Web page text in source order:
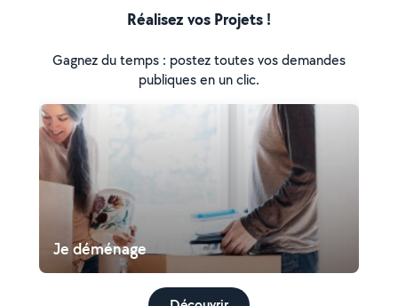
Réalisez vos Projets !
Gagnez du temps : postez toutes vos demandes
publiques en un clic.
Je déménage